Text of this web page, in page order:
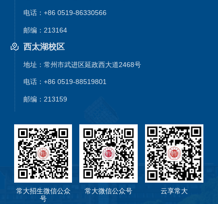
电话：+86 0519-86330566
邮编：213164
西太湖校区
地址：常州市武进区延政西大道2468号
电话：+86 0519-88519801
邮编：213159
常大招生微信公众
号
常大微信公众号 云享常大